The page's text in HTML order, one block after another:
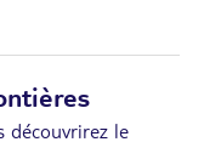
découvrirez le